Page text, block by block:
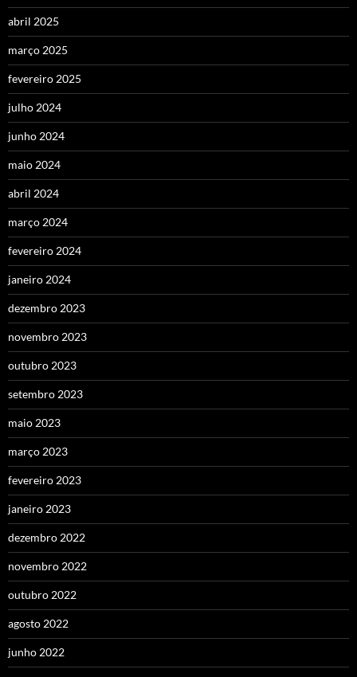
abril 2025
março 2025
fevereiro 2025
julho 2024
junho 2024
maio 2024
abril 2024
março 2024
fevereiro 2024
janeiro 2024
dezembro 2023
novembro 2023
outubro 2023
setembro 2023
maio 2023
março 2023
fevereiro 2023
janeiro 2023
dezembro 2022
novembro 2022
outubro 2022
agosto 2022
junho 2022